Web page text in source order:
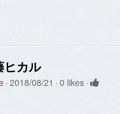
ヒカル
2018/08/21 0 likes